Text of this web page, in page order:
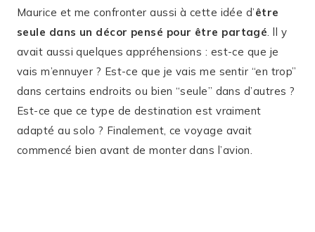
Maurice et me confronter aussi à cette idée d’être
seule dans un décor pensé pour être partagé. ll y
avait aussi quelques appréhensions : est-ce que je
vais m’ennuyer ? Est-ce que je vais me sentir “en trop”
dans certains endroits ou bien “seule” dans d’autres ?
Est-ce que ce type de destination est vraiment
adapté au solo ? Finalement, ce voyage avait
commencé bien avant de monter dans l’avion.